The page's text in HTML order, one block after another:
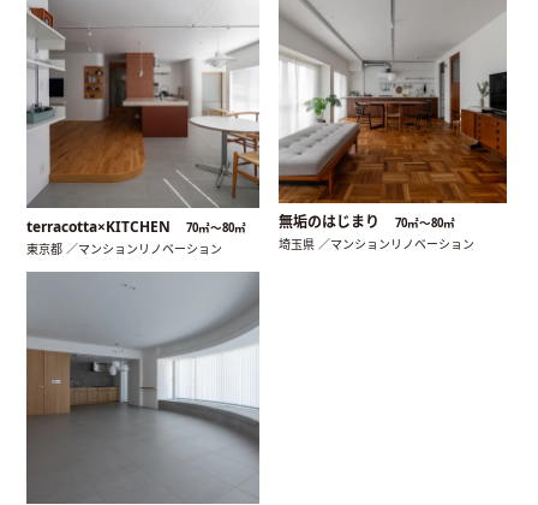
terracotta×KITCHEN 70㎡〜80㎡
東京都 ／マンションリノベーション
無垢のはじまり 70㎡〜80㎡
埼玉県 ／マンションリノベーション